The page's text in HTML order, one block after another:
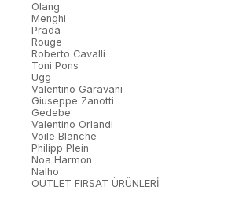
Olang
Menghi
Prada
Rouge
Roberto Cavalli
Toni Pons
Ugg
Valentino Garavani
Giuseppe Zanotti
Gedebe
Valentino Orlandi
Voile Blanche
Philipp Plein
Noa Harmon
Nalho
OUTLET FIRSAT ÜRÜNLERİ